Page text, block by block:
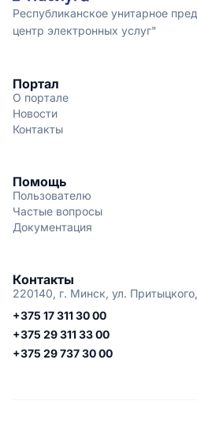
Республиканское унитарное
центр электронных услуг"
Портал
О портале
Новости
Контакты
Помощь
Пользователю
Частые вопросы
Документация
Контакты
220140, г. Минск, ул.
+375 17 311 30 00
+375 29 311 33 00
+375 29 737 30 00